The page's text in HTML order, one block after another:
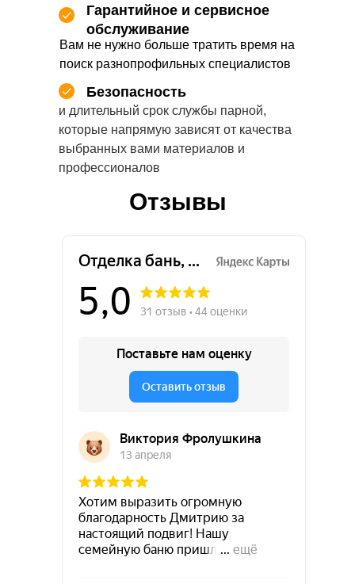
Гарантийное и сервисное
обслуживание
Вам не нужно больше тратить время на
поиск разнопрофильных специалистов
Безопасность
и длительный срок службы парной,
которые напрямую зависят от качества
выбранных вами материалов и
профессионалов
Отзывы